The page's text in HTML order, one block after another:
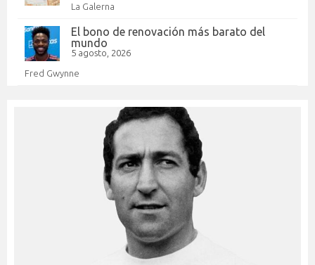
La Galerna
El bono de renovación más barato del
mundo
5 agosto, 2026
Fred Gwynne